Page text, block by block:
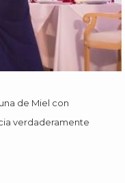
de Miel con
verdaderamente